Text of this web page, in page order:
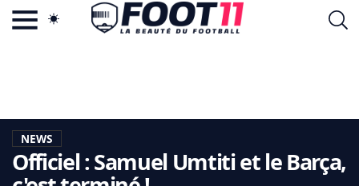
LA CHARTE
VIE PRIVÉE
CGU
CONTACTEZ-NOUS
NEWS
Officiel : Samuel Umtiti et le Barça,